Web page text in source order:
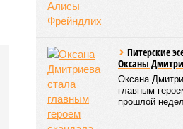
Питерские
Оксаны
Оксана
главным
прошлой